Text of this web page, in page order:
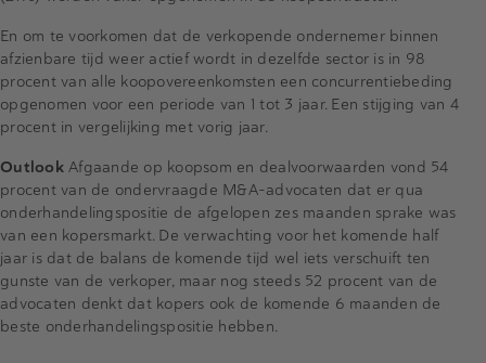
En om te voorkomen dat de verkopende ondernemer binnen
afzienbare tijd weer actief wordt in dezelfde sector is in 98
procent van alle koopovereenkomsten een concurrentiebeding
opgenomen voor een periode van 1 tot 3 jaar. Een stijging van 4
procent in vergelijking met vorig jaar.
OutlookAfgaande op koopsom en dealvoorwaarden vond 54
procent van de ondervraagde M&A-advocaten dat er qua
onderhandelingspositie de afgelopen zes maanden sprake was
van een kopersmarkt. De verwachting voor het komende half
jaar is dat de balans de komende tijd wel iets verschuift ten
gunste van de verkoper, maar nog steeds 52 procent van de
advocaten denkt dat kopers ook de komende 6 maanden de
beste onderhandelingspositie hebben.